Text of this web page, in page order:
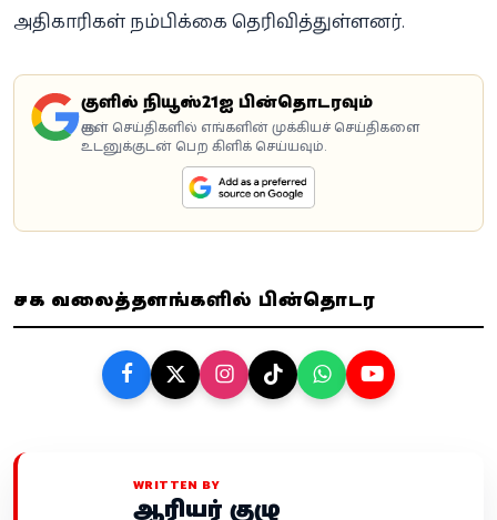
அதிகாரிகள் நம்பிக்கை தெரிவித்துள்ளனர்.
கூகுளில் நியூஸ்21ஐ பின்தொடரவும்
கூகுள் செய்திகளில் எங்களின் முக்கியச் செய்திகளை
உடனுக்குடன் பெற கிளிக் செய்யவும்.
சமூக வலைத்தளங்களில் பின்தொடர
WRITTEN BY
ஆசிரியர் குழு